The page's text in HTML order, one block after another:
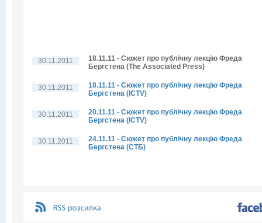
30.11.2011
18.11.11 - Сюжет про публічну лекцію Фреда
Бергстена (The Associated Press)
30.11.2011
18.11.11 - Сюжет про публічну лекцію Фреда
Бергстена (ICTV)
30.11.2011
20.11.11 - Сюжет про публічну лекцію Фреда
Бергстена (ICTV)
30.11.2011
24.11.11 - Сюжет про публічну лекцію Фреда
Бергстена (СТБ)